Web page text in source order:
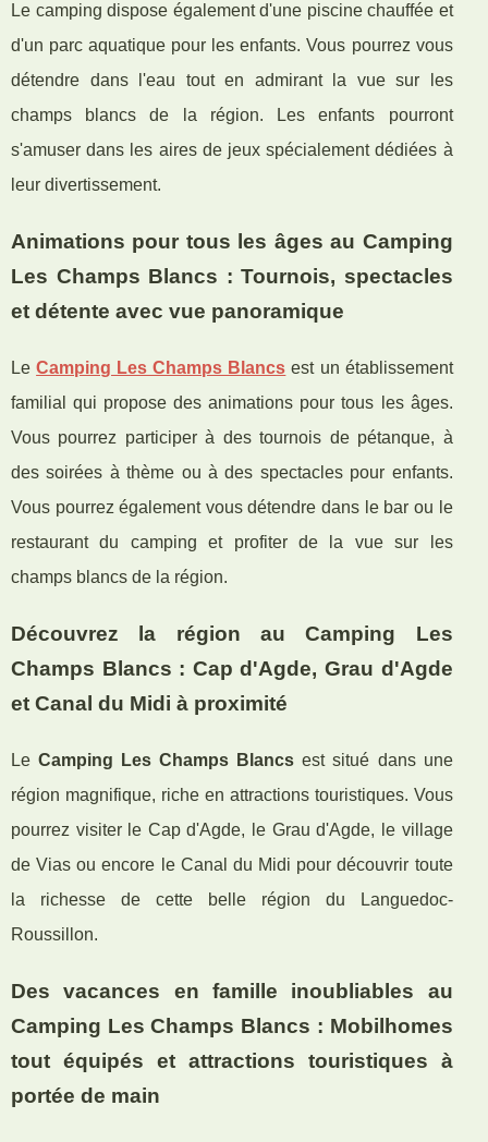
Le camping dispose également d'une piscine chauffée et
d'un parc aquatique pour les enfants. Vous pourrez vous
détendre dans l'eau tout en admirant la vue sur les
champs blancs de la région. Les enfants pourront
s'amuser dans les aires de jeux spécialement dédiées à
leur divertissement.
Animations pour tous les âges au Camping
Les Champs Blancs : Tournois, spectacles
et détente avec vue panoramique
LeCamping Les Champs Blancs est un établissement
familial qui propose des animations pour tous les âges.
Vous pourrez participer à des tournois de pétanque, à
des soirées à thème ou à des spectacles pour enfants.
Vous pourrez également vous détendre dans le bar ou le
restaurant du camping et profiter de la vue sur les
champs blancs de la région.
Découvrez la région au Camping Les
Champs Blancs : Cap d'Agde, Grau d'Agde
et Canal du Midi à proximité
LeCamping Les Champs Blancsest situé dans une
région magnifique, riche en attractions touristiques. Vous
pourrez visiter le Cap d'Agde, le Grau d'Agde, le village
de Vias ou encore le Canal du Midi pour découvrir toute
la richesse de cette belle région du Languedoc-
Roussillon.
Des vacances en famille inoubliables au
Camping Les Champs Blancs : Mobilhomes
tout équipés et attractions touristiques à
portée de main